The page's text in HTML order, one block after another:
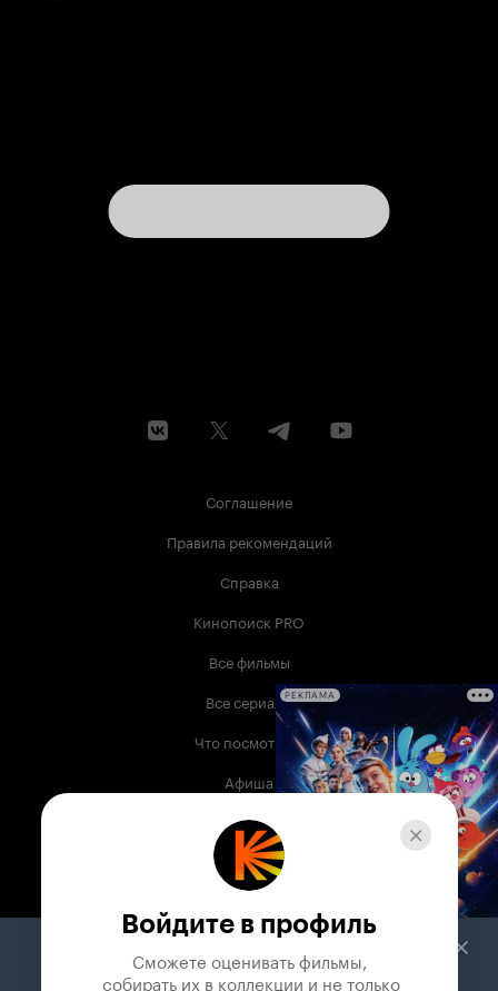
Соглашение
Правила рекомендаций
Справка
Кинопоиск PRO
Все фильмы
Все сериалы
Что посмотреть
Афиша
Музыка
Телепрограмма
Служба поддержки
РЕКЛАМА
Войдите в профиль
Сможете оценивать фильмы,
собирать их в коллекции и не только